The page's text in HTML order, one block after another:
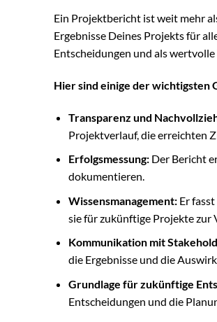
Ein Projektbericht ist weit mehr
Ergebnisse Deines Projekts für
Entscheidungen und als
Hier sind einige der wichtigsten
Transparenz und
Projektverlauf, die erreichten
Erfolgsmessung:Der Bericht
dokumentieren.
Wissensmanagement:Er fasst
sie für zukünftige Projekte zur
Kommunikation mit
die Ergebnisse und die
Grundlage für zukünftige
Entscheidungen und die